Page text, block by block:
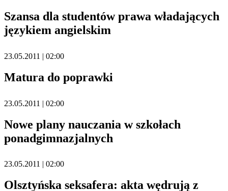
Szansa dla studentów prawa władających
językiem angielskim
23.05.2011 | 02:00
Matura do poprawki
23.05.2011 | 02:00
Nowe plany nauczania w szkołach
ponadgimnazjalnych
23.05.2011 | 02:00
Olsztyńska seksafera: akta wędrują z